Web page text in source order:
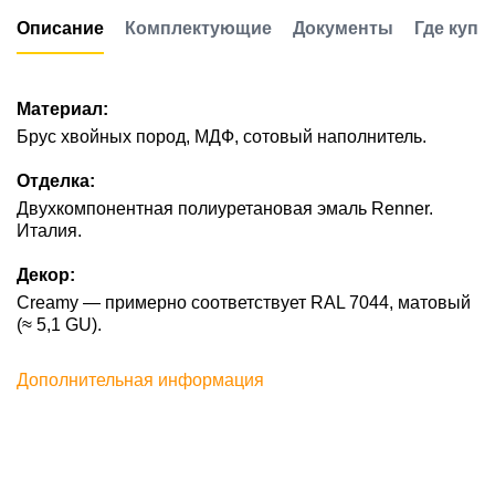
Описание Комплектующие Документы Где
Материал:
Брус хвойных пород, МДФ, сотовый наполнитель.
Отделка:
Двухкомпонентная полиуретановая эмаль Renner.
Италия.
Декор:
Creamy — примерно соответствует RAL 7044, матовый
(≈ 5,1 GU).
Дополнительная информация